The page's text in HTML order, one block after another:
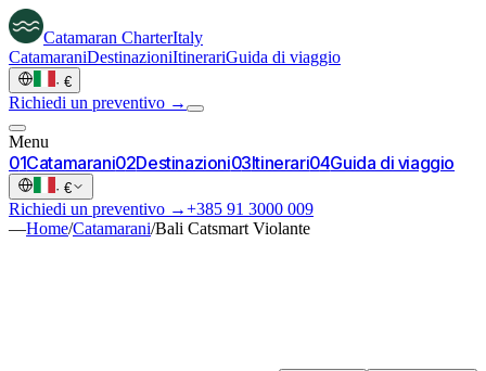
Catamaran CharterItaly
CatamaraniDestinazioniItinerariGuida di viaggio
· €
Richiedi un preventivo →
Menu
01Catamarani02Destinazioni03Itinerari04Guida di viaggio
· €
Richiedi un preventivo →+385 91 3000 009
—Home/Catamarani/Bali Catsmart Violante